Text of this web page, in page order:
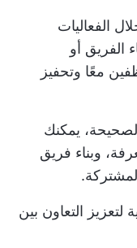
الفعاليات
الفريق أو
معًا وتحفيز
يمكنك
وبناء فريق
لتعزيز التعاون بين